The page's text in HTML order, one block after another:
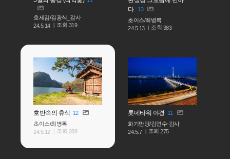
호세김/김광식_감사
24.5.14
조회 319
다. 13
초이스/최병록
24.5.13
조회 383
호반속의 휴식
12
초이스/최병록
24.5.12
조회 288
롯데타워 야경 11
화기만당/김연수-감사
24.5.7
조회275